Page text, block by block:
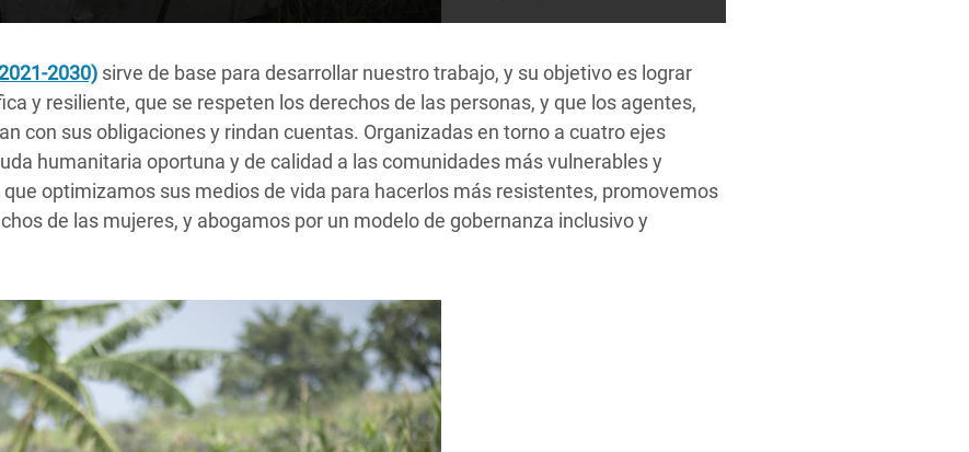
2030) sirve de base para desarrollar nuestro trabajo, y su objetivo es lograr
y resiliente, que se respeten los derechos de las personas, y que los agentes,
con sus obligaciones y rindan cuentas. Organizadas en torno a cuatro ejes
humanitaria oportuna y de calidad a las comunidades más vulnerables y
optimizamos sus medios de vida para hacerlos más resistentes, promovemos
de las mujeres, y abogamos por un modelo de gobernanza inclusivo y